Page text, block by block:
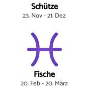
Schütze
23. Nov - 21. Dez
Fische
20. Feb - 20. März